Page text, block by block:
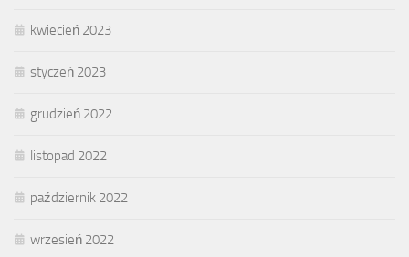
kwiecień 2023
styczeń 2023
grudzień 2022
listopad 2022
październik 2022
wrzesień 2022